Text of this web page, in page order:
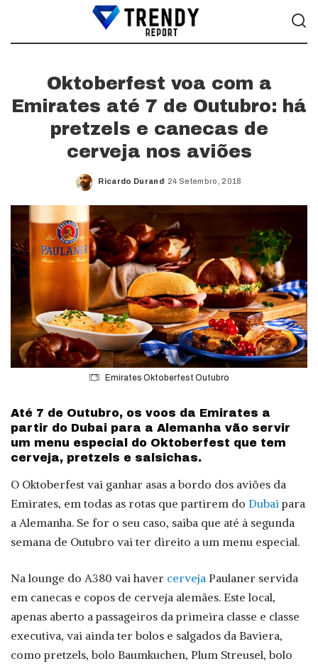
Oktoberfest voa com a
Emirates até 7 de Outubro: há
pretzels e canecas de
cerveja nos aviões
Posted
Ricardo Durand 24 Setembro, 2018
Emirates Oktoberfest Outubro
Até 7 de Outubro, os voos da Emirates a
partir do Dubai para a Alemanha vão servir
um menu especial do Oktoberfest que tem
cerveja, pretzels e salsichas.
O Oktoberfest vai ganhar asas a bordo dos aviões da
Emirates, em todas as rotas que partirem do Dubaipara
a Alemanha. Se for o seu caso, saiba que até à segunda
semana de Outubro vai ter direito a um menu especial.
Na lounge do A380 vai haver cerveja Paulaner servida
em canecas e copos de cerveja alemães. Este local,
apenas aberto a passageiros da primeira classe e classe
executiva, vai ainda ter bolos e salgados da Baviera,
como pretzels, bolo Baumkuchen, Plum Streusel, bolo